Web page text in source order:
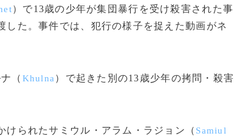
）で13歳の少年が集団暴行を受け殺害された事
た。事件では、犯行の様子を捉えた動画がネ
（ Khulna ）で起きた別の13歳少年の拷問・殺害
られたサミウル・アラム・ラジョン（ Samiul